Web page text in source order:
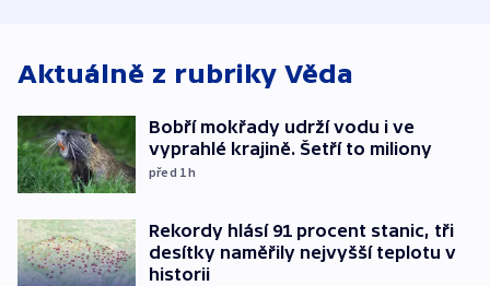
Aktuálně z rubriky Věda
Bobří mokřady udrží vodu i ve
vyprahlé krajině. Šetří to miliony
před 1h
Rekordy hlásí 91 procent stanic, tři
desítky naměřily nejvyšší teplotu v
historii